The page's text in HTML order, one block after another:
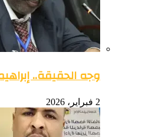
وجه الحقيقة..
2 فبراير، 2026